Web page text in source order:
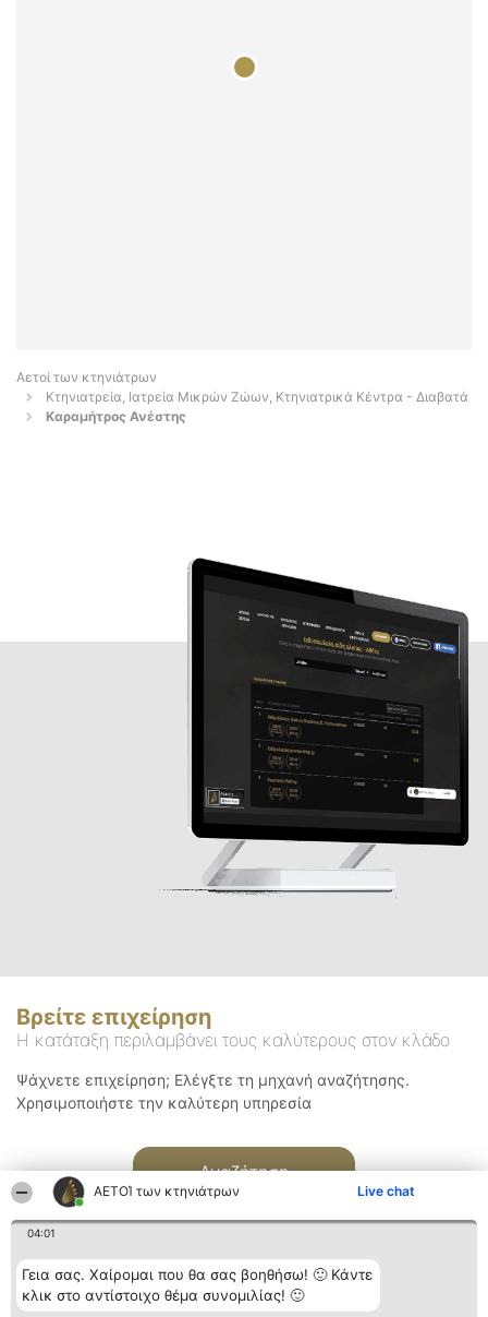
ΑΕΤΟΊ των κτηνιάτρων Live chat
04:01
Γεια σας. Χαίρομαι που θα σας βοηθήσω! 🙂 Κάντε
κλικ στο αντίστοιχο θέμα συνομιλίας! 🙂
Αετοί των κτηνιάτρων
Κτηνιατρεία, Ιατρεία Μικρών Ζώων, Κτηνιατρικά Κέντρα - Διαβατά
Καραμήτρος Ανέστης
Βρείτε επιχείρηση
Η κατάταξη περιλαμβάνει τους καλύτερους στον κλάδο
Ψάχνετε επιχείρηση; Ελέγξτε τη μηχανή αναζήτησης.
Χρησιμοποιήστε την καλύτερη υπηρεσία
Αναζήτηση